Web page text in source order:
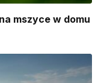
mszyce w domu